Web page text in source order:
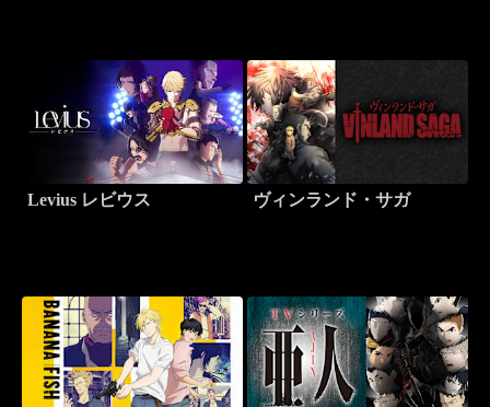
Levius レビウス ヴィンランド・サガ